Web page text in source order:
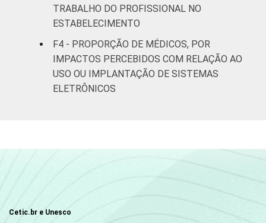
1Base: 735 médicos com acesso a
computador no estabelecimento de saúde.
Respostas estimuladas. Dados coletados
entre setembro de 2014 e março de 2015.
Fonte: NIC.br - set 2014 / mar 2015
TRABALHO DO PROFISSIONAL NO
ESTABELECIMENTO
F4 - PROPORÇÃO DE MÉDICOS, POR
IMPACTOS PERCEBIDOS COM RELAÇÃO AO
USO OU IMPLANTAÇÃO DE SISTEMAS
ELETRÔNICOS
Cetic.br e Unesco